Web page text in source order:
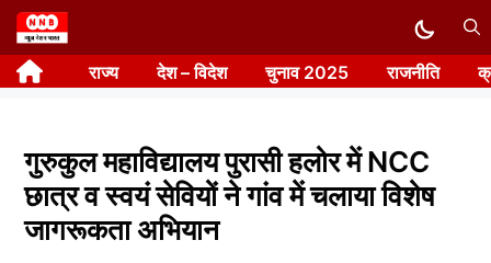
Skip
to
content राज्य देश – विदेश चुनाव 2025 राजनीति
गुरुकुल महाविद्यालय पुरासी हलोर में NCC
छात्र व स्वयं सेवियों ने गांव में चलाया विशेष
जागरूकता अभियान